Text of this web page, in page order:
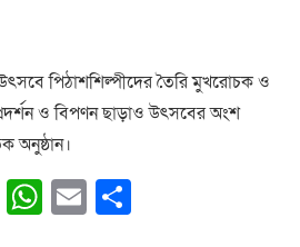
পিঠাশশিল্পীদেরতৈরিমুখরোচকও
ও বিপণনছাড়াও উৎসবেরঅংশ
অনুষ্ঠান।
Messenger
WhatsApp
Email